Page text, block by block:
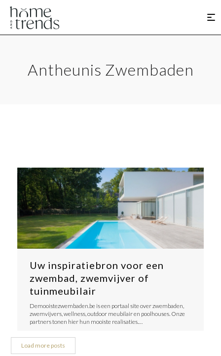
Antheunis Zwembaden
Uw inspiratiebron voor een
zwembad, zwemvijver of
tuinmeubilair
Demooistezwembaden.be is een portaal site over zwembaden,
zwemvijvers, wellness, outdoor meubilair en poolhouses. Onze
partners tonen hier hun mooiste realisaties.…
Load more posts